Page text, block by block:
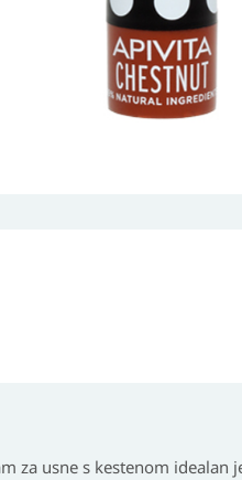
za usne s kestenom